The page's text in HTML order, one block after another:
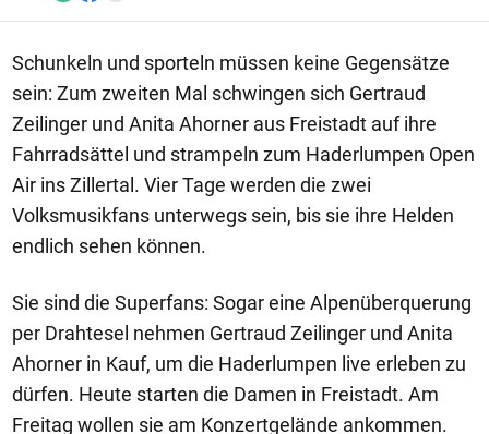
Schunkeln und sporteln müssen keine Gegensätze
sein: Zum zweiten Mal schwingen sich Gertraud
Zeilinger und Anita Ahorner aus Freistadt auf ihre
Fahrradsättel und strampeln zum Haderlumpen Open
Air ins Zillertal. Vier Tage werden die zwei
Volksmusikfans unterwegs sein, bis sie ihre Helden
endlich sehen können.
Sie sind die Superfans: Sogar eine Alpenüberquerung
per Drahtesel nehmen Gertraud Zeilinger und Anita
Ahorner in Kauf, um die Haderlumpen live erleben zu
dürfen. Heute starten die Damen in Freistadt. Am
Freitag wollen sie am Konzertgelände ankommen.